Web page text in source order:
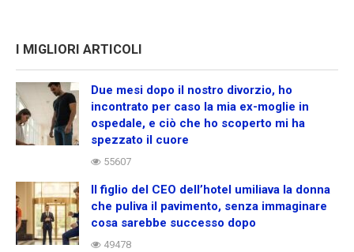
I MIGLIORI ARTICOLI
Due mesi dopo il nostro divorzio, ho
incontrato per caso la mia ex-moglie in
ospedale, e ciò che ho scoperto mi ha
spezzato il cuore
55607
Il figlio del CEO dell’hotel umiliava la donna
che puliva il pavimento, senza immaginare
cosa sarebbe successo dopo
49478